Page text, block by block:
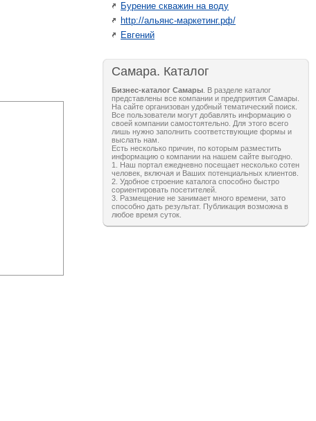
Бурение скважин на воду
http://альянс-маркетинг.рф/
Евгений
Самара. Каталог
Бизнес-каталог Самары . В разделе каталог
представлены все компании и предприятия Самары.
На сайте организован удобный тематический поиск.
Все пользователи могут добавлять информацию о
своей компании самостоятельно. Для этого всего
лишь нужно заполнить соответствующие формы и
выслать нам.
Есть несколько причин, по которым разместить
информацию о компании на нашем сайте выгодно.
1. Наш портал ежедневно посещает несколько сотен
человек, включая и Ваших потенциальных клиентов.
2. Удобное строение каталога способно быстро
сориентировать посетителей.
3. Размещение не занимает много времени, зато
способно дать результат. Публикация возможна в
любое время суток.